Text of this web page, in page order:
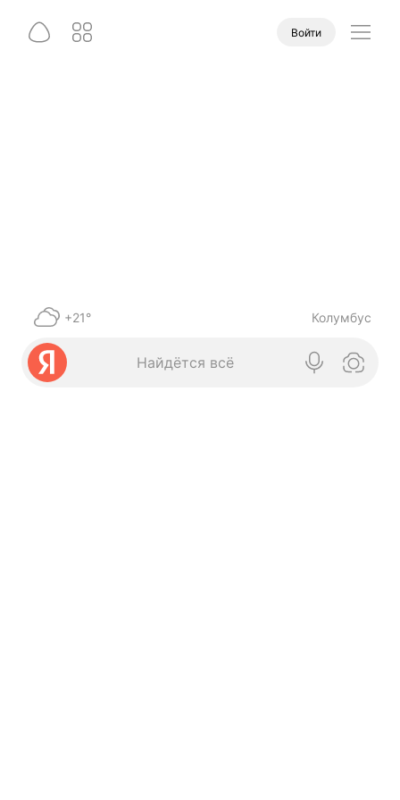
Войти
+21° Колумбус
Найдётся всё